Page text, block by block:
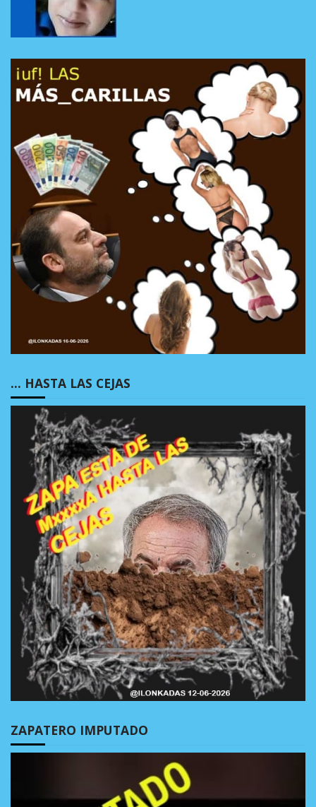
… HASTA LAS CEJAS
ZAPATERO IMPUTADO